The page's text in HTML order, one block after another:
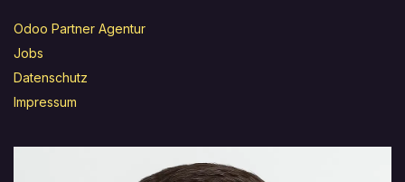
Odoo Partner Agentur
Jobs
Datenschutz
Impressum